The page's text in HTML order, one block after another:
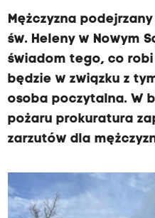
Mężczyzna
św. Heleny w Nowym
świadom tego, co
będzie w związku z
osoba poczytalna. W
pożaru prokuratura
zarzutów dla